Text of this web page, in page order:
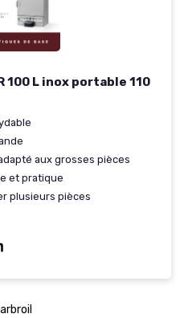
100 L inox portable 110
aux grosses pièces
et pratique
plusieurs pièces